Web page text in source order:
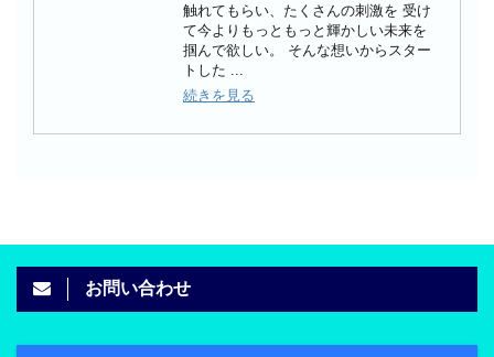
触れてもらい、たくさんの刺激を 受け
て今よりもっともっと輝かしい未来を
掴んで欲しい。 そんな想いからスター
トした ...
続きを見る
お問い合わせ